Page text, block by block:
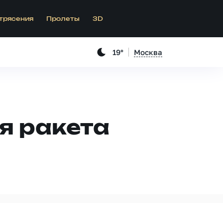
Пролеты 3D
19° Москва
ракета